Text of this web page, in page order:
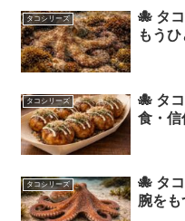
タコシリーズ
🐙 タ
もう
タコシリーズ
🐙 タ
食・
タコシリーズ
🐙 タ
腕を